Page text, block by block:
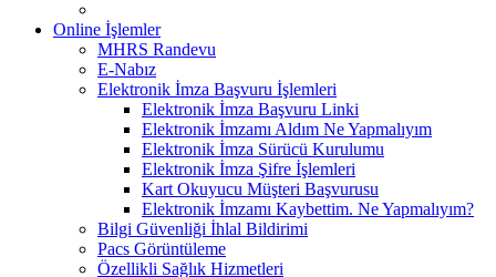
Online İşlemler
MHRS Randevu
E-Nabız
Elektronik İmza Başvuru İşlemleri
Elektronik İmza Başvuru Linki
Elektronik İmzamı Aldım Ne Yapmalıyım
Elektronik İmza Sürücü Kurulumu
Elektronik İmza Şifre İşlemleri
Kart Okuyucu Müşteri Başvurusu
Elektronik İmzamı Kaybettim. Ne Yapmalıyım?
Bilgi Güvenliği İhlal Bildirimi
Pacs Görüntüleme
Özellikli Sağlık Hizmetleri